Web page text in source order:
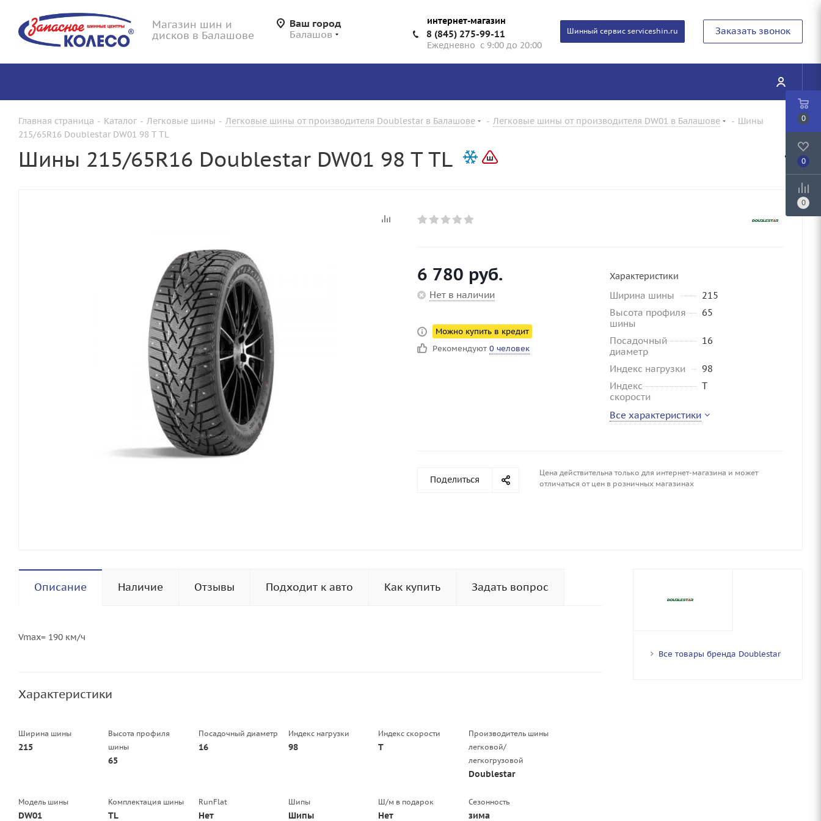
Магазин шин и
дисков в Балашове
Ваш город
Балашов
интернет-магазин
8 (845) 275-99-11
Ежедневно с 9:00 до 20:00
Шинный сервис serviceshin.ru Заказать звонок
Главная страница - Каталог - Легковые шины - Легковые шины от производителя Doublestar в Балашове - Легковые шины от производителя DW01 в Балашове - Шины
215/65R16 Doublestar DW01 98 T TL
Шины 215/65R16 Doublestar DW01 98 T TL
6 780 руб.
Нет в наличии
Можно купить в кредит
Рекомендуют 0 человек
Характеристики
Ширина шины
215
Высота профиля
шины
65
Посадочный
диаметр
16
Индекс нагрузки
98
Индекс
скорости
T
Все характеристики
Поделиться
Цена действительна только для интернет-магазина и может
отличаться от цен в розничных магазинах
Описание Наличие Отзывы Подходит к авто Как купить Задать вопрос
Vmax= 190 км/ч
Характеристики
Ширина шины
215
Высота профиля
шины
65
Посадочный диаметр
16
Индекс нагрузки
98
Индекс скорости
T
Производитель шины
легковой/
легкогрузовой
Doublestar
Модель шины
DW01
Комплектация шины
TL
RunFlat
Нет
Шипы
Шипы
Ш/м в подарок
Нет
Сезонность
зима
Все товары бренда Doublestar
0
0
0